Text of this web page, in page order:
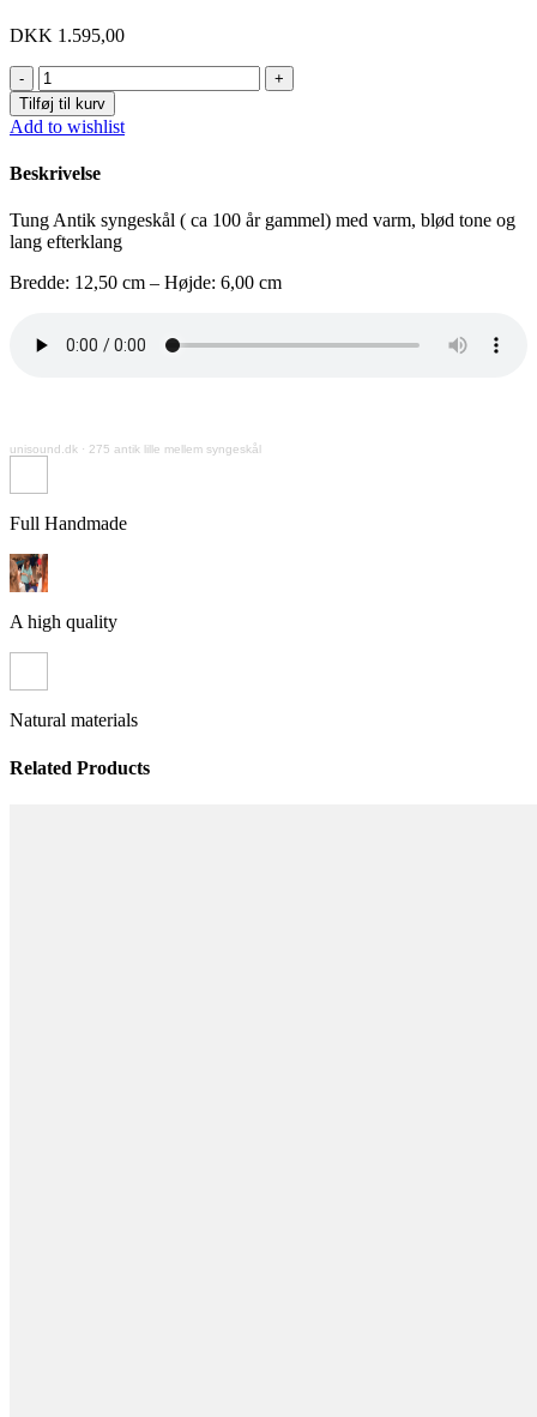
DKK 1.595,00
Antik
mellemstor
Thadobati
syngeskål
(0101)
antal
Tilføj til kurv
Add to wishlist
Beskrivelse
Tung Antik syngeskål ( ca 100 år gammel) med varm, blød tone og
lang efterklang
Bredde: 12,50 cm – Højde: 6,00 cm
unisound.dk · 275 antik lille mellem syngeskål
Full Handmade
A high quality
Natural materials
Related Products